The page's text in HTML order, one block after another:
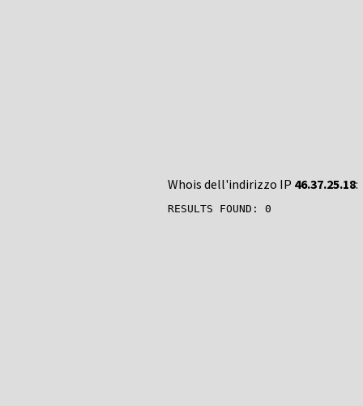
Whois dell'indirizzo IP 46.37.25.18: